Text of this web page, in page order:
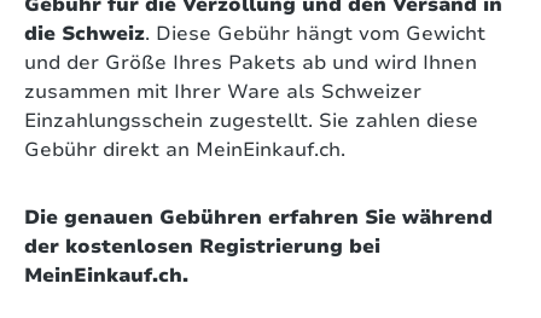
die Schweiz. Diese Gebühr hängt vom Gewicht
und der Größe Ihres Pakets ab und wird Ihnen
zusammen mit Ihrer Ware als Schweizer
Einzahlungsschein zugestellt. Sie zahlen diese
Gebühr direkt an MeinEinkauf.ch.
Die genauen Gebühren erfahren Sie während
der kostenlosen Registrierung bei
MeinEinkauf.ch.